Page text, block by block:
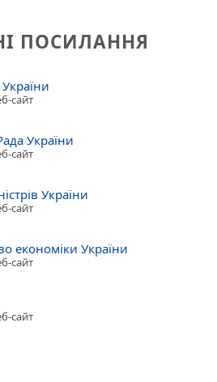
ПОСИЛАННЯ
сайт
України
сайт
України
сайт
економіки України
сайт
сайт